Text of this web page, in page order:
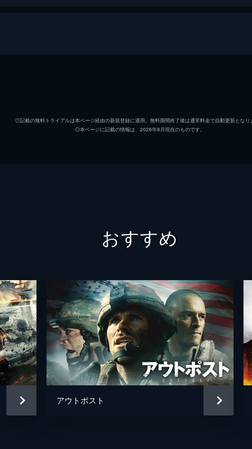
スミス大尉
エリンモア将軍
ダニ
マイ
エイ
ジェ
ナバー
◎記載の無料トライアルは本ページ経由の新規登録に適用。無料期間終了後は通常料金で自動更新となり
◎本ページに記載の情報は、2026年8月現在のものです。
おすすめ
アウトポスト